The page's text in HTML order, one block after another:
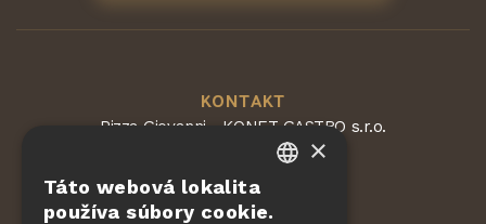
KONTAKT
Pizza Giovanni - KONET GASTRO s.r.o.
Dvorská 168
563 01 Lanškroun
Česká republika
×
Táto webová lokalita
používa súbory cookie.